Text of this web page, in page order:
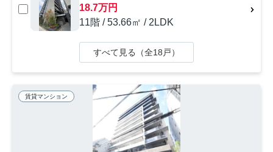
18.7万円
11階 / 53.66㎡ / 2LDK
すべて見る（全18戸）
賃貸マンション